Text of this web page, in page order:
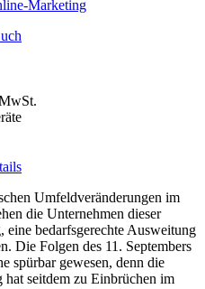
Marketing
Umfeldveränderungen im
die Unternehmen dieser
bedarfsgerechte Ausweitung
Die Folgen des 11. Septembers
spürbar gewesen, denn die
seitdem zu Einbrüchen im